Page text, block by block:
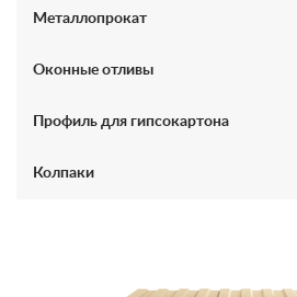
Штакетник полукруглый
Металлопрокат
Профильная труба в Липецке
Оконные отливы
Профиль для гипсокартона
Колпаки